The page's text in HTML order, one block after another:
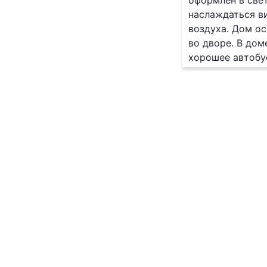
наслаждаться
воздуха. Дом
во дворе. В
хорошее